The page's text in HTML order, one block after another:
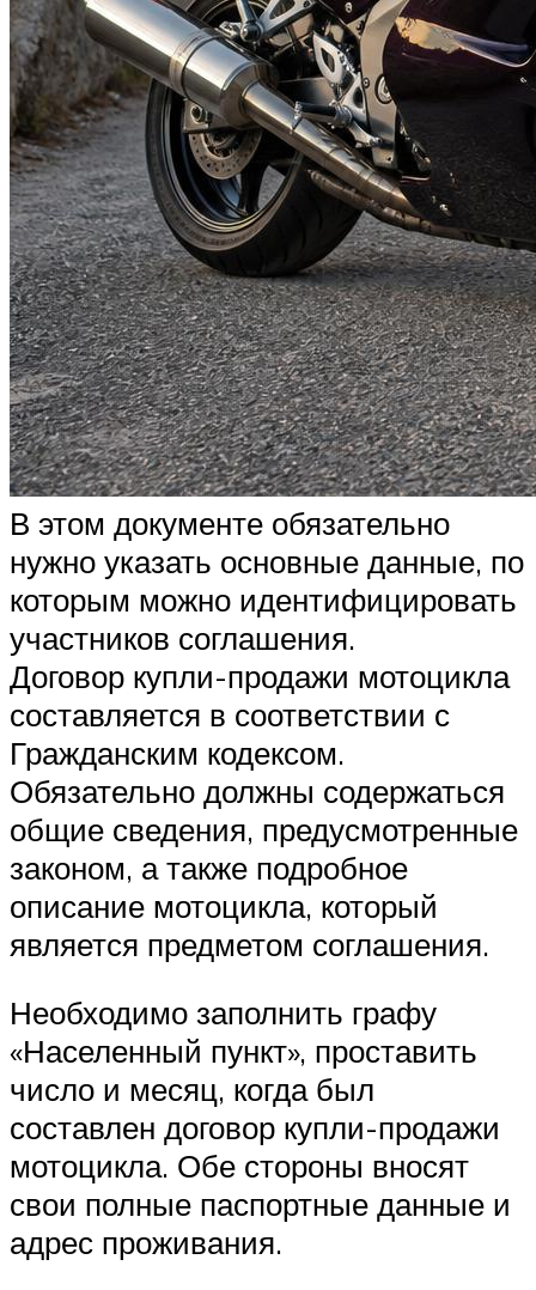
В этом документе обязательно
нужно указать основные данные, по
которым можно идентифицировать
участников соглашения.
Договор купли-продажи мотоцикла
составляется в соответствии с
Гражданским кодексом.
Обязательно должны содержаться
общие сведения, предусмотренные
законом, а также подробное
описание мотоцикла, который
является предметом соглашения.
Необходимо заполнить графу
«Населенный пункт», проставить
число и месяц, когда был
составлен договор купли-продажи
мотоцикла. Обе стороны вносят
свои полные паспортные данные и
адрес проживания.